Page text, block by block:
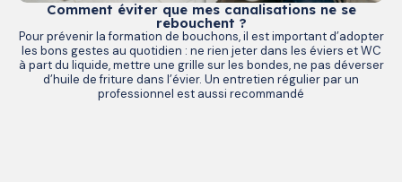
Comment éviter que mes canalisations ne se
rebouchent ?
Pour prévenir la formation de bouchons, il est important d’adopter
les bons gestes au quotidien : ne rien jeter dans les éviers et WC
à part du liquide, mettre une grille sur les bondes, ne pas déverser
d’huile de friture dans l’évier. Un entretien régulier par un
professionnel est aussi recommandé